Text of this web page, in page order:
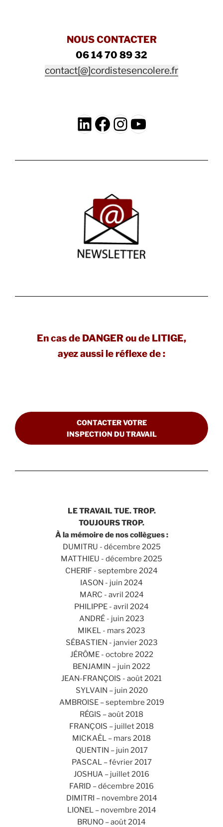
NOUS CONTACTER
06 14 70 89 32
contact[@]cordistesencolere.fr
LinkedIn
Facebook
Instagram
YouTube
En cas de DANGER ou de LITIGE,
ayez aussi le réflexe de :
CONTACTER VOTRE
INSPECTION DU TRAVAIL
LE TRAVAIL TUE. TROP.
TOUJOURS TROP.
À la mémoire de nos collègues :
DUMITRU - décembre 2025
MATTHIEU - décembre 2025
CHERIF - septembre 2024
IASON - juin 2024
MARC - avril 2024
PHILIPPE - avril 2024
ANDRÉ - juin 2023
MIKEL - mars 2023
SÉBASTIEN - janvier 2023
JÉRÔME - octobre 2022
BENJAMIN – juin 2022
JEAN-FRANÇOIS - août 2021
SYLVAIN – juin 2020
AMBROISE – septembre 2019
RÉGIS – août 2018
FRANÇOIS – juillet 2018
MICKAËL – mars 2018
QUENTIN – juin 2017
PASCAL – février 2017
JOSHUA – juillet 2016
FARID – décembre 2016
DIMITRI – novembre 2014
LIONEL – novembre 2014
BRUNO – août 2014